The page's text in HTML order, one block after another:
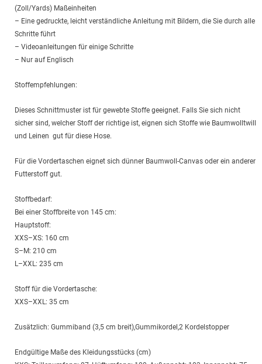
(Zoll/Yards) Maßeinheiten
– Eine gedruckte, leicht verständliche Anleitung mit Bildern, die Sie durch alle
Schritte führt
– Videoanleitungen für einige Schritte
– Nur auf Englisch
Stoffempfehlungen:
Dieses Schnittmuster ist für gewebte Stoffe geeignet. Falls Sie sich nicht
sicher sind, welcher Stoff der richtige ist, eignen sich Stoffe wie Baumwolltwill
und Leinen gut für diese Hose.
Für die Vordertaschen eignet sich dünner Baumwoll-Canvas oder ein anderer
Futterstoff gut.
Stoffbedarf:
Bei einer Stoffbreite von 145 cm:
Hauptstoff:
XXS–XS: 160 cm
S–M: 210 cm
L–XXL: 235 cm
Stoff für die Vordertasche:
XXS–XXL: 35 cm
Zusätzlich: Gummiband (3,5 cm breit),Gummikordel,2 Kordelstopper
Endgültige Maße des Kleidungsstücks (cm)